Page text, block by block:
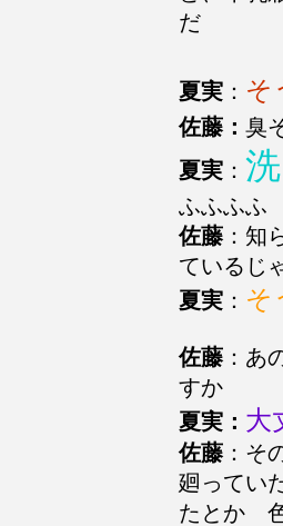
だ
夏実 ： そ
佐藤： 臭
夏実 ：
ふふふふ
佐藤 ：知
ているじ
夏実 ： そ
佐藤 ：
すか
夏実： 大
佐藤 ：そ
廻ってい
たとか